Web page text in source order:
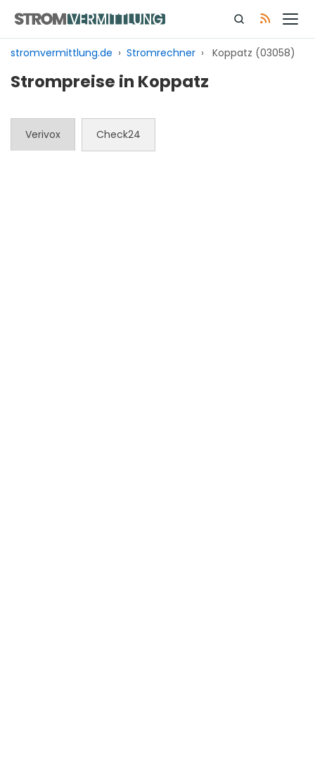
Inhalt
springen
stromvermittlung.de › Stromrechner › Koppatz (03058)
Strompreise in Koppatz
Verivox Check24